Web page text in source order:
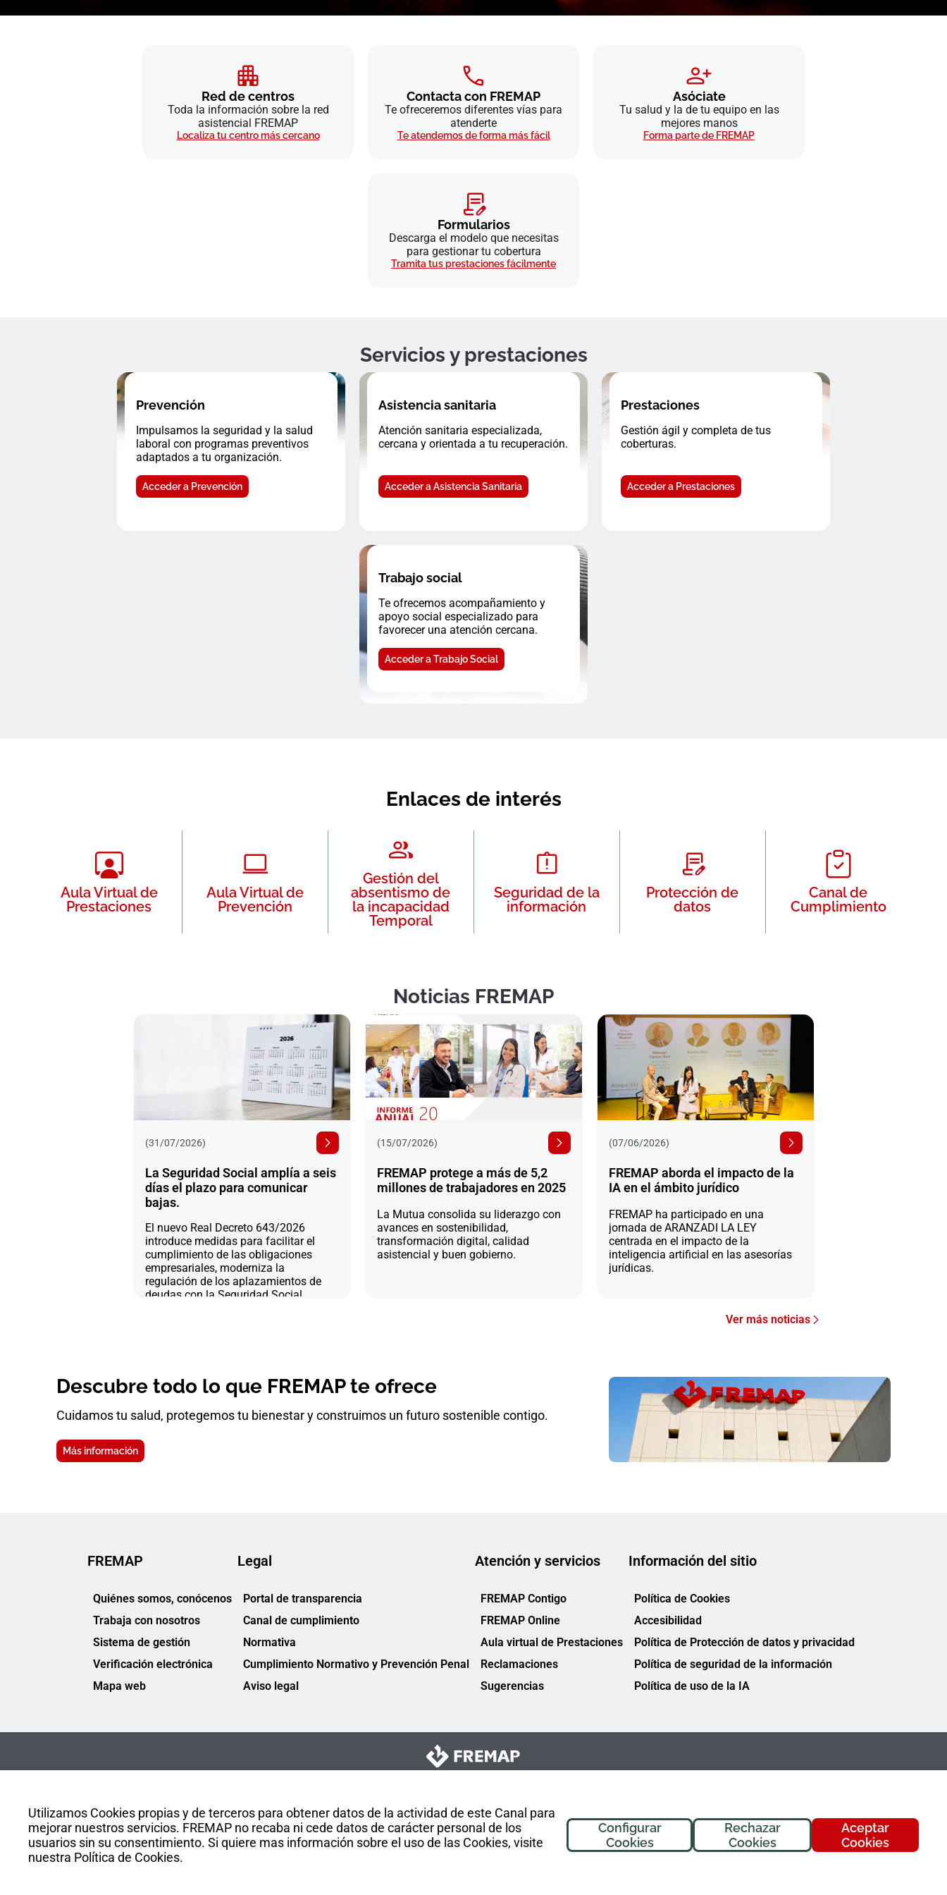
Utilizamos Cookies propias y de terceros para obtener datos de la actividad de este Canal para
mejorar nuestros servicios. FREMAP no recaba ni cede datos de carácter personal de los
usuarios sin su consentimiento. Si quiere mas información sobre el uso de las Cookies, visite
nuestra Política de Cookies.
Aceptar
Cookies
Rechazar
Cookies
Configurar
Cookies
Red de centros
Toda la información sobre la red
asistencial FREMAP
Localiza tu centro más cercano
Contacta con FREMAP
Te ofreceremos diferentes vías para
atenderte
Te atendemos de forma más fácil
Asóciate
Tu salud y la de tu equipo en las
mejores manos
Forma parte de FREMAP
Formularios
Descarga el modelo que necesitas
para gestionar tu cobertura
Tramita tus prestaciones fácilmente
Servicios y prestaciones
Prevención
Impulsamos la seguridad y la salud
laboral con programas preventivos
adaptados a tu organización.
Acceder a Prevención
Asistencia sanitaria
Atención sanitaria especializada,
cercana y orientada a tu recuperación.
Acceder a Asistencia Sanitaria
Prestaciones
Gestión ágil y completa de tus
coberturas.
Acceder a Prestaciones
Trabajo social
Te ofrecemos acompañamiento y
apoyo social especializado para
favorecer una atención cercana.
Acceder a Trabajo Social
Enlaces de interés
Aula Virtual de
Prestaciones
Aula Virtual de
Prevención
Gestión del
absentismo de
la incapacidad
Temporal
Seguridad de la
información
Protección de
datos
Canal de
Cumplimiento
Noticias FREMAP
(31/07/2026)
La Seguridad Social amplía a seis
días el plazo para comunicar
bajas.
El nuevo Real Decreto 643/2026
introduce medidas para facilitar el
cumplimiento de las obligaciones
empresariales, moderniza la
regulación de los aplazamientos de
deudas con la Seguridad Social
(15/07/2026)
FREMAP protege a más de 5,2
millones de trabajadores en 2025
La Mutua consolida su liderazgo con
avances en sostenibilidad,
transformación digital, calidad
asistencial y buen gobierno.
(07/06/2026)
FREMAP aborda el impacto de la
IA en el ámbito jurídico
FREMAP ha participado en una
jornada de ARANZADI LA LEY
centrada en el impacto de la
inteligencia artificial en las asesorías
jurídicas.
Ver más noticias
Descubre todo lo que FREMAP te ofrece
Cuidamos tu salud, protegemos tu bienestar y construimos un futuro sostenible contigo.
Más información
¡Hola! Soy
, tu asistente de
FREMAP. ¿En qué puedo ayudarte
hoy?
FREMAP
Quiénes somos, conócenos
Trabaja con nosotros
Sistema de gestión
Verificación electrónica
Mapa web
Legal
Portal de transparencia
Canal de cumplimiento
Normativa
Cumplimiento Normativo y Prevención Penal
Aviso legal
Atención y servicios
FREMAP Contigo
FREMAP Online
Aula virtual de Prestaciones
Reclamaciones
Sugerencias
Información del sitio
Política de Cookies
Accesibilidad
Política de Protección de datos y privacidad
Política de seguridad de la información
Política de uso de la IA